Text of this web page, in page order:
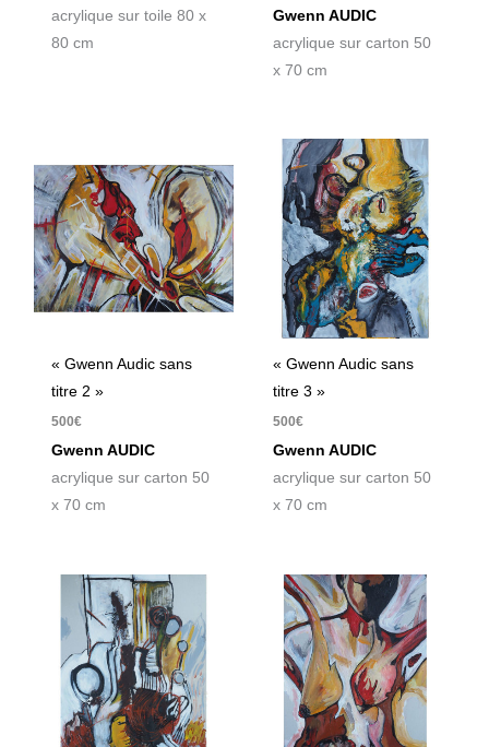
acrylique sur toile 80 x
80 cm
Gwenn AUDIC
acrylique sur carton 50
x 70 cm
« Gwenn Audic sans
titre 2 »
500€
Gwenn AUDIC
acrylique sur carton 50
x 70 cm
« Gwenn Audic sans
titre 3 »
500€
Gwenn AUDIC
acrylique sur carton 50
x 70 cm